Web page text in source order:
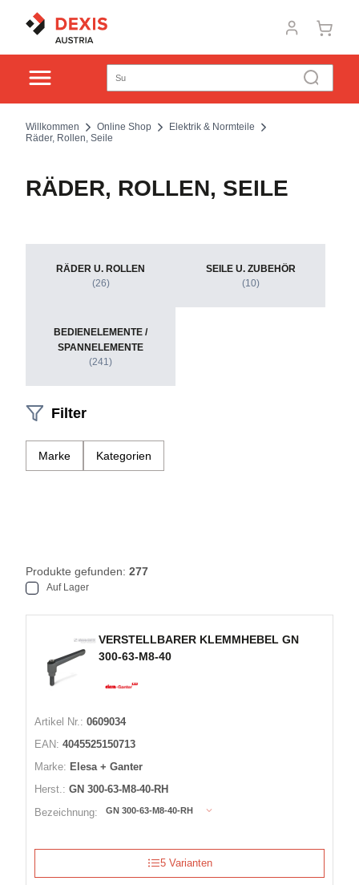
Willkommen Online Shop
Elektrik & Normteile
Räder, Rollen, Seile
RÄDER, ROLLEN, SEILE
RÄDER U. ROLLEN
(26)
SEILE U. ZUBEHÖR
(10)
BEDIENELEMENTE /
SPANNELEMENTE
(241)
Filter
Marke Kategorien
Produkte gefunden: 277
Auf Lager
VERSTELLBARER KLEMMHEBEL GN
300-63-M8-40
Artikel Nr.: 0609034
EAN: 4045525150713
Marke: Elesa + Ganter
Herst.: GN 300-63-M8-40-RH
Bezeichnung:
GN 300-63-M8-40-RH
5 Varianten